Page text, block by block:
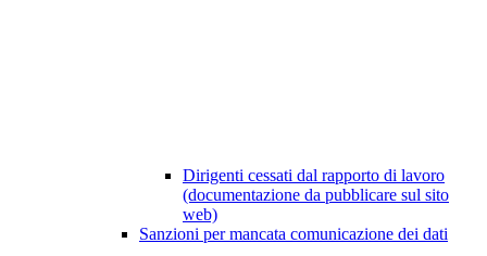
Dirigenti cessati dal rapporto di lavoro
(documentazione da pubblicare sul sito
web)
Sanzioni per mancata comunicazione dei dati